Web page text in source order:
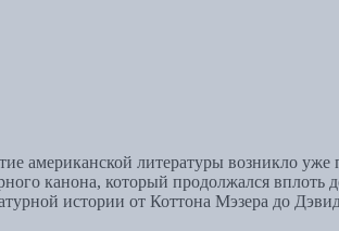
американской литературы возникло уже
канона, который продолжался вплоть
истории от Коттона Мэзера до